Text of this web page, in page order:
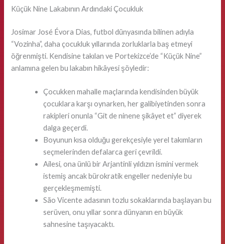
Küçük Nine Lakabının Ardındaki Çocukluk
Josimar José Évora Dias, futbol dünyasında bilinen adıyla
“Vozinha”, daha çocukluk yıllarında zorluklarla baş etmeyi
öğrenmişti. Kendisine takılan ve Portekizce’de “Küçük Nine”
anlamına gelen bu lakabın hikâyesi şöyledir:
Çocukken mahalle maçlarında kendisinden büyük
çocuklara karşı oynarken, her galibiyetinden sonra
rakipleri onunla “Git de ninene şikâyet et” diyerek
dalga geçerdi.
Boyunun kısa olduğu gerekçesiyle yerel takımların
seçmelerinden defalarca geri çevrildi.
Ailesi, ona ünlü bir Arjantinli yıldızın ismini vermek
istemiş ancak bürokratik engeller nedeniyle bu
gerçekleşmemişti.
São Vicente adasının tozlu sokaklarında başlayan bu
serüven, onu yıllar sonra dünyanın en büyük
sahnesine taşıyacaktı.